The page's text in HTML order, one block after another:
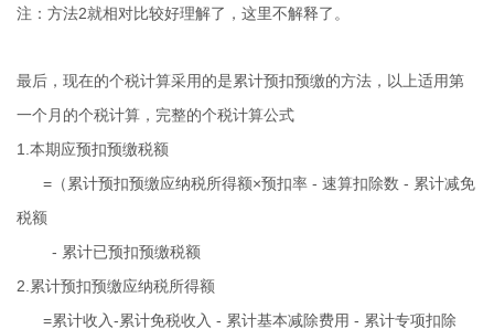
注：方法2就相对比较好理解了，这里不解释了。
最后，现在的个税计算采用的是累计预扣预缴的方法，以上适用第
一个月的个税计算，完整的个税计算公式
1.本期应预扣预缴税额
=（累计预扣预缴应纳税所得额×预扣率 - 速算扣除数 - 累计减免
税额
- 累计已预扣预缴税额
2.累计预扣预缴应纳税所得额
=累计收入-累计免税收入 - 累计基本减除费用 - 累计专项扣除